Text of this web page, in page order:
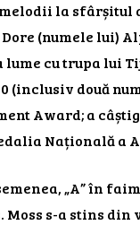
la sfârșitul
(numele lui)
cu trupa lui
(inclusiv două
Award; a
Națională a
„A” în
Moss s-a stins